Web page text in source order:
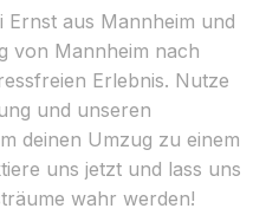
aus Mannheim und
von Mannheim nach
Erlebnis. Nutze
und unseren
deinen Umzug zu einem
uns jetzt und lass uns
wahr werden!